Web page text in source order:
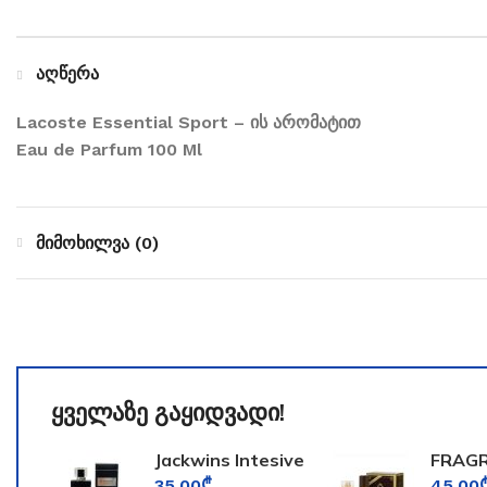
აღწერა
Lacoste Essential Sport – ის არომატით
Eau de Parfum 100 Ml
მიმოხილვა (0)
ყველაზე გაყიდვადი!
Jackwins Intesive
for Men